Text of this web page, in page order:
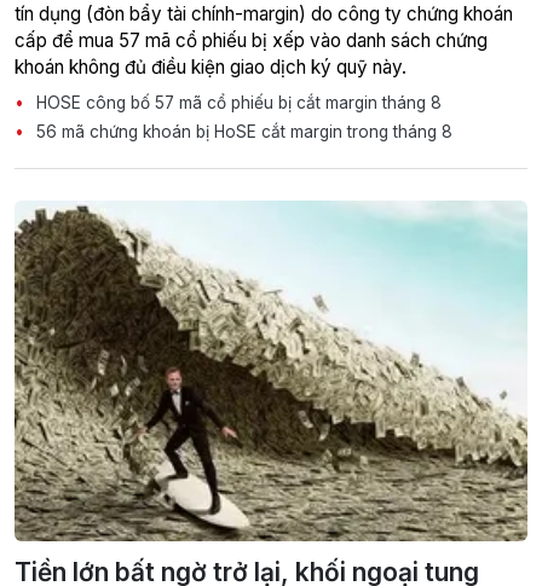
tín dụng (đòn bẩy tài chính-margin) do công ty chứng khoán
cấp để mua 57 mã cổ phiếu bị xếp vào danh sách chứng
khoán không đủ điều kiện giao dịch ký quỹ này.
HOSE công bố 57 mã cổ phiếu bị cắt margin tháng 8
56 mã chứng khoán bị HoSE cắt margin trong tháng 8
Tiền lớn bất ngờ trở lại, khối ngoại tung